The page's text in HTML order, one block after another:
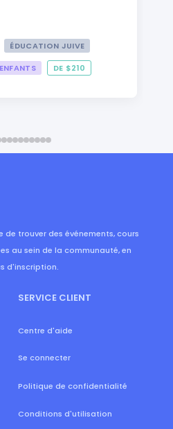
ÉDUCATION JUIVE
DE $210
de trouver des événements, cours
au sein de la communauté, en
d'inscription.
SERVICE CLIENT
Centre d'aide
Se connecter
Politique de confidentialité
Conditions d'utilisation